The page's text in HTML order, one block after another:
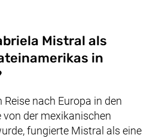
Mistral als
in
nach Europa in den
der mexikanischen
fungierte Mistral als eine